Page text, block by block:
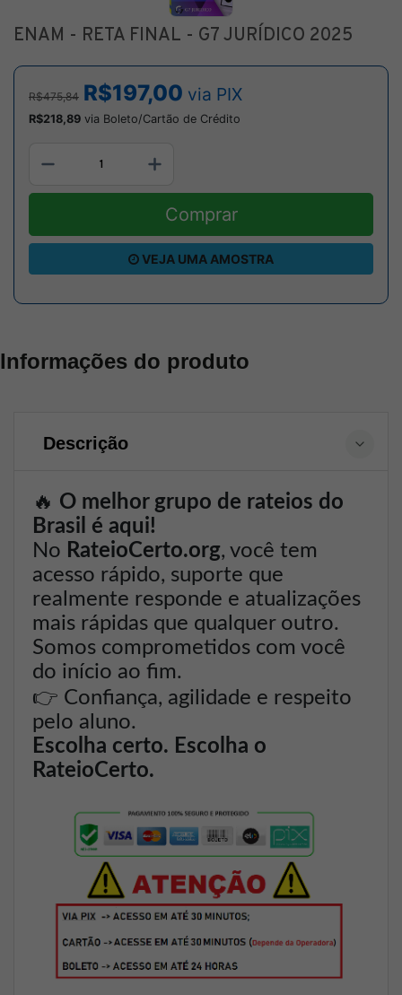
ENAM - RETA FINAL - G7 JURÍDICO 2025
R$475,84 R$197,00 via PIX
R$218,89 via Boleto/Cartão de Crédito
Comprar
VEJA UMA AMOSTRA
Informações do produto
Descrição
🔥 O melhor grupo de rateios do
Brasil é aqui!
No RateioCerto.org, você tem
acesso rápido, suporte que
realmente responde e atualizações
mais rápidas que qualquer outro.
Somos comprometidos com você
do início ao fim.
👉 Confiança, agilidade e respeito
pelo aluno.
Escolha certo. Escolha o
RateioCerto.